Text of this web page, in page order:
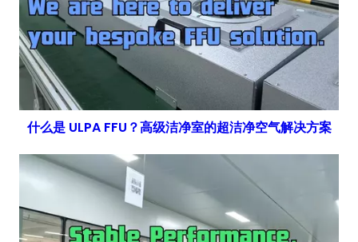
什么是 ULPA FFU？高级洁净室的超洁净空气解决方案